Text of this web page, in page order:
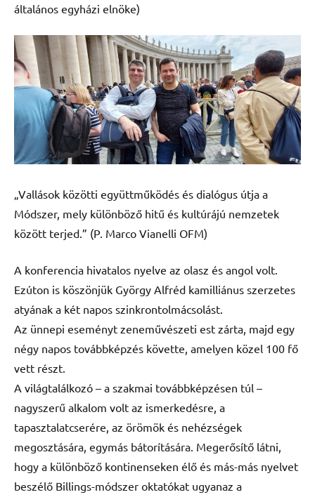
általános egyházi elnöke)
„Vallások közötti együttműködés és dialógus útja a
Módszer, mely különböző hitű és kultúrájú nemzetek
között terjed.” (P. Marco Vianelli OFM)
A konferencia hivatalos nyelve az olasz és angol volt.
Ezúton is köszönjük György Alfréd kamilliánus szerzetes
atyának a két napos szinkrontolmácsolást.
Az ünnepi eseményt zeneművészeti est zárta, majd egy
négy napos továbbképzés követte, amelyen közel 100 fő
vett részt.
A világtalálkozó – a szakmai továbbképzésen túl –
nagyszerű alkalom volt az ismerkedésre, a
tapasztalatcserére, az örömök és nehézségek
megosztására, egymás bátorítására. Megerősítő látni,
hogy a különböző kontinenseken élő és más-más nyelvet
beszélő Billings-módszer oktatókat ugyanaz a